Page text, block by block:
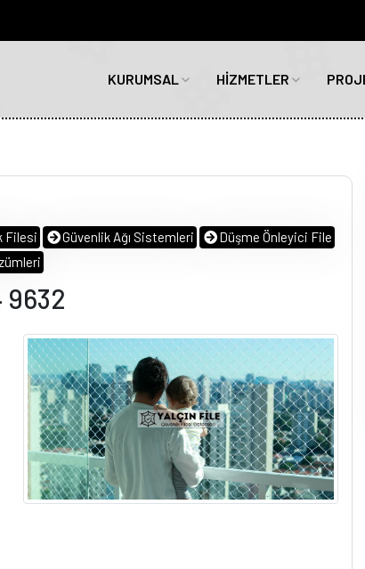
KURUMSAL HİZMETLER
Filesi Güvenlik Ağı Sistemleri
Düşme Önleyici File
9632